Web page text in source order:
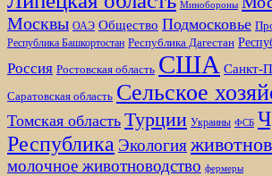
Минобороны
Москвы ОАЭ Общество Подмосковье
Республика Башкортостан Республика Дагестан
Россия Ростовская область США Санкт-
Саратовская область Сельское
Томская область Турции Украины ФСБ
Республика Экология
молочное животноводство фермеры